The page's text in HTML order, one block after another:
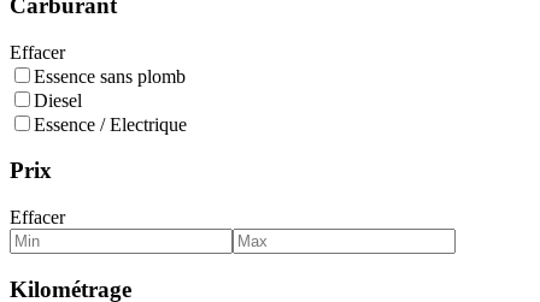
Carburant
Effacer
Essence sans plomb
Diesel
Essence / Electrique
Prix
Effacer
Kilométrage